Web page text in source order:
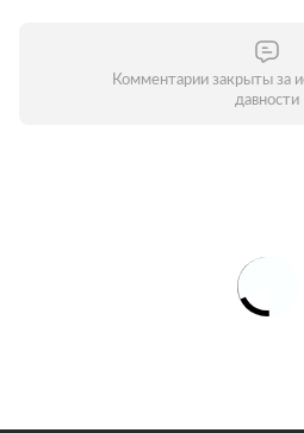
Комментарии закрыты за
давности